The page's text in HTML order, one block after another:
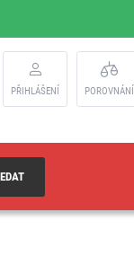
PŘIHLÁŠENÍ POROVNÁNÍ